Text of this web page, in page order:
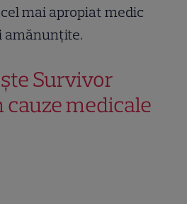
mai apropiat medic
amănunțite.
Survivor
medicale